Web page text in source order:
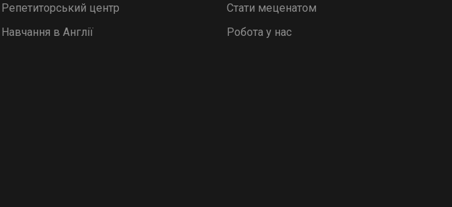
Репетиторський центр
Навчання в Англії
Стати меценатом
Робота у нас